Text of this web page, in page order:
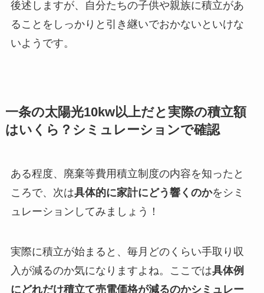
後述しますが、自分たちの子供や親族に積立があ
ることをしっかりと引き継いでおかないといけな
いようです。
一条の太陽光10kw以上だと実際の積立額
はいくら？シミュレーションで確認
ある程度、廃棄等費用積立制度の内容を知ったと
ころで、次は具体的に家計にどう響くのかをシミ
ュレーションしてみましょう！
実際に積立が始まると、毎月どのくらい手取り収
入が減るのか気になりますよね。ここでは具体例
にどれだけ積立て売電価格が減るのかシミュレー